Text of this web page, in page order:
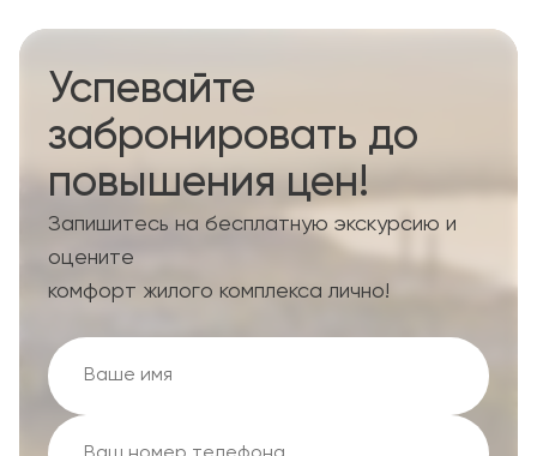
Успевайте
забронировать до
повышения цен!
Запишитесь на бесплатную экскурсию и
оцените
комфорт жилого комплекса лично!